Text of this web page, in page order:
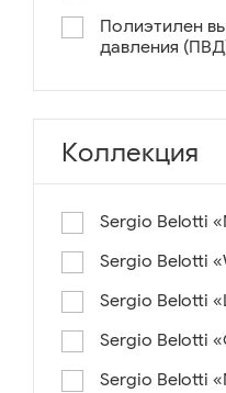
Полиэтилен
давления
нейлон+ткань
Коллекция
Sergio Belotti
Sergio Belotti
Sergio Belotti
Sergio Belotti
Sergio Belotti